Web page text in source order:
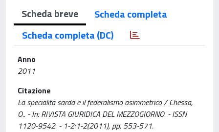
Scheda breve
Scheda completa
Scheda completa (DC)
Anno
2011
Citazione
La specialità sarda e il federalismo asimmetrico / Chessa,
O.. - In: RIVISTA GIURIDICA DEL MEZZOGIORNO. - ISSN
1120-9542. - 1-2:1-2(2011), pp. 553-571.